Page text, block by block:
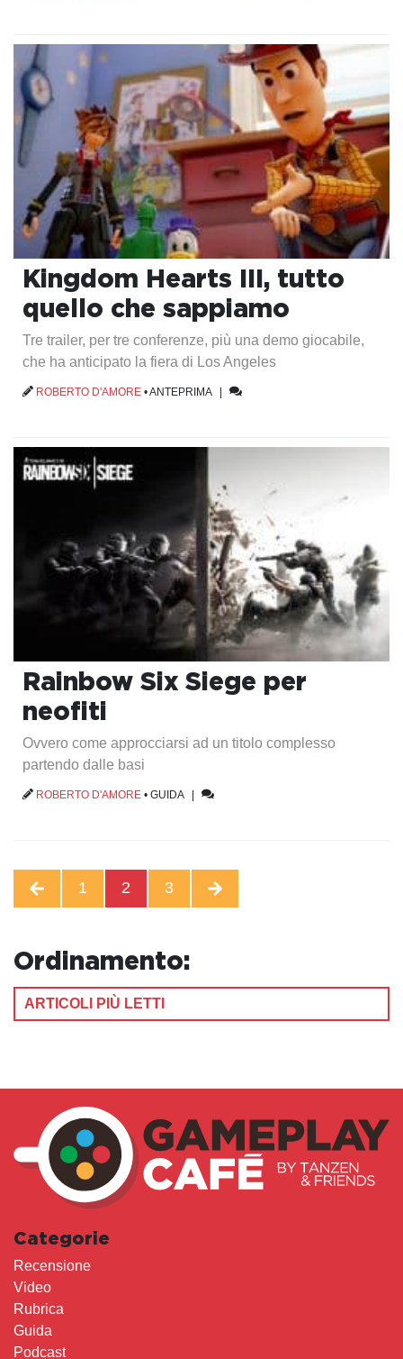
Kingdom Hearts III, tutto
quello che sappiamo
Tre trailer, per tre conferenze, più una demo giocabile,
che ha anticipato la fiera di Los Angeles
ROBERTO D'AMORE •ANTEPRIMA|
Rainbow Six Siege per
neofiti
Ovvero come approcciarsi ad un titolo complesso
partendo dalle basi
ROBERTO D'AMORE • GUIDA|
1 2 3
Ordinamento:
ARTICOLI PIÙ LETTI
Categorie
Recensione
Video
Rubrica
Guida
Podcast